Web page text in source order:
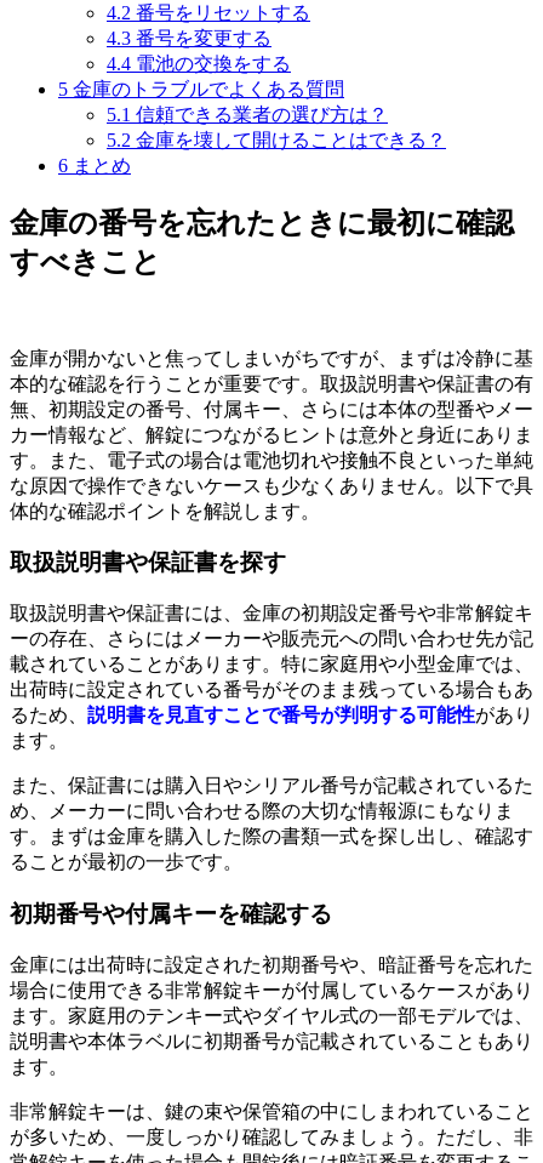
4.2 番号をリセットする
4.3 番号を変更する
4.4 電池の交換をする
5 金庫のトラブルでよくある質問
5.1 信頼できる業者の選び方は？
5.2 金庫を壊して開けることはできる？
6 まとめ
金庫の番号を忘れたときに最初に確認
すべきこと
金庫が開かないと焦ってしまいがちですが、まずは冷静に基
本的な確認を行うことが重要です。取扱説明書や保証書の有
無、初期設定の番号、付属キー、さらには本体の型番やメー
カー情報など、解錠につながるヒントは意外と身近にありま
す。また、電子式の場合は電池切れや接触不良といった単純
な原因で操作できないケースも少なくありません。以下で具
体的な確認ポイントを解説します。
取扱説明書や保証書を探す
取扱説明書や保証書には、金庫の初期設定番号や非常解錠キ
ーの存在、さらにはメーカーや販売元への問い合わせ先が記
載されていることがあります。特に家庭用や小型金庫では、
出荷時に設定されている番号がそのまま残っている場合もあ
るため、 説明書を見直すことで番号が判明する可能性があり
ます。
また、保証書には購入日やシリアル番号が記載されているた
め、メーカーに問い合わせる際の大切な情報源にもなりま
す。まずは金庫を購入した際の書類一式を探し出し、確認す
ることが最初の一歩です。
初期番号や付属キーを確認する
金庫には出荷時に設定された初期番号や、暗証番号を忘れた
場合に使用できる非常解錠キーが付属しているケースがあり
ます。家庭用のテンキー式やダイヤル式の一部モデルでは、
説明書や本体ラベルに初期番号が記載されていることもあり
ます。
非常解錠キーは、鍵の束や保管箱の中にしまわれていること
が多いため、一度しっかり確認してみましょう。ただし、非